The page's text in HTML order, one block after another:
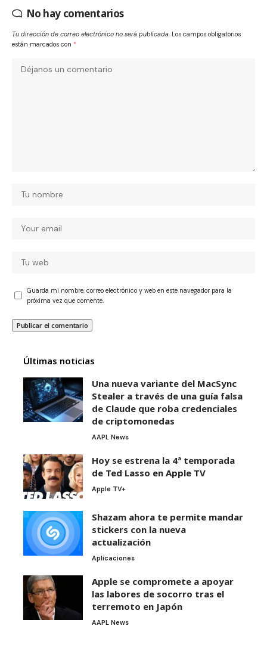
No hay comentarios
Tu dirección de correo electrónico no será publicada. Los campos obligatorios
están marcados con *
Guarda mi nombre, correo electrónico y web en este navegador para la
próxima vez que comente.
Últimas noticias
Una nueva variante del MacSync
Stealer a través de una guía falsa
de Claude que roba credenciales
de criptomonedas
AAPL News
Hoy se estrena la 4ª temporada
de Ted Lasso en Apple TV
Apple TV+
Shazam ahora te permite mandar
stickers con la nueva
actualización
Aplicaciones
Apple se compromete a apoyar
las labores de socorro tras el
terremoto en Japón
AAPL News